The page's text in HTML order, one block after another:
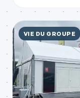
VIE DU GROUPE